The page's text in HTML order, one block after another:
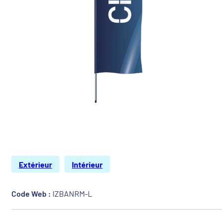
Extérieur Intérieur
Code Web : IZBANRM-L